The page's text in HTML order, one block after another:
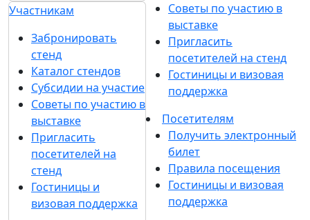
Участникам
Забронировать
стенд
Каталог стендов
Субсидии на участие
Советы по участию в
выставке
Пригласить
посетителей на
стенд
Гостиницы и
визовая поддержка
Советы по участию в
выставке
Пригласить
посетителей на стенд
Гостиницы и визовая
поддержка
Посетителям
Получить электронный
билет
Правила посещения
Гостиницы и визовая
поддержка